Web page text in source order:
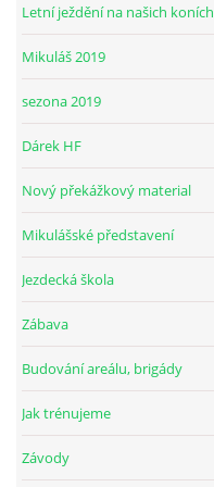
Letní ježdění na našich koních
Mikuláš 2019
sezona 2019
Dárek HF
Nový překážkový material
Mikulášské představení
Jezdecká škola
Zábava
Budování areálu, brigády
Jak trénujeme
Závody